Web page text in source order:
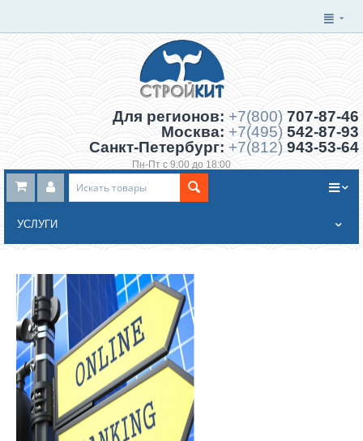
Для регионов: +7(800) 707-87-46
Москва: +7(495) 542-87-93
Санкт-Петербург: +7(812) 943-53-64
Пн-Пт с 9:00 до 18:00
Заказать обратный звонок
УСЛУГИ